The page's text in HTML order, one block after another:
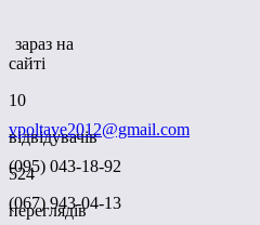
зараз на
сайті
10
відвідувачів
524
переглядів
vpoltave2012@gmail.com
(095) 043-18-92
(067) 943-04-13